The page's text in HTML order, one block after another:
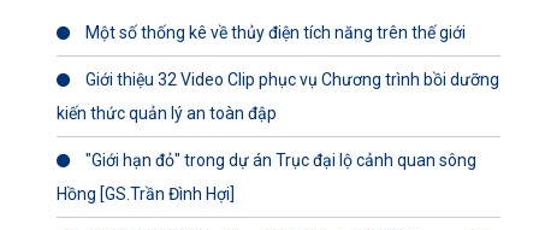
Một số thống kê về thủy điện tích năng trên thế giới
Giới thiệu 32 Video Clip phục vụ Chương trình bồi dưỡng
kiến thức quản lý an toàn đập
"Giới hạn đỏ" trong dự án Trục đại lộ cảnh quan sông
Hồng [GS.Trần Đình Hợi]